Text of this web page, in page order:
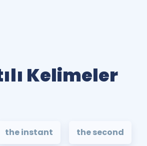
Kelimeler
the instant the second